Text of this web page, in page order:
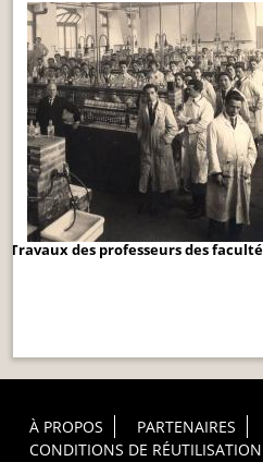
Travaux des professeurs des
Footer Principal
À PROPOS PARTENAIRES
CONDITIONS DE RÉUTILISATION